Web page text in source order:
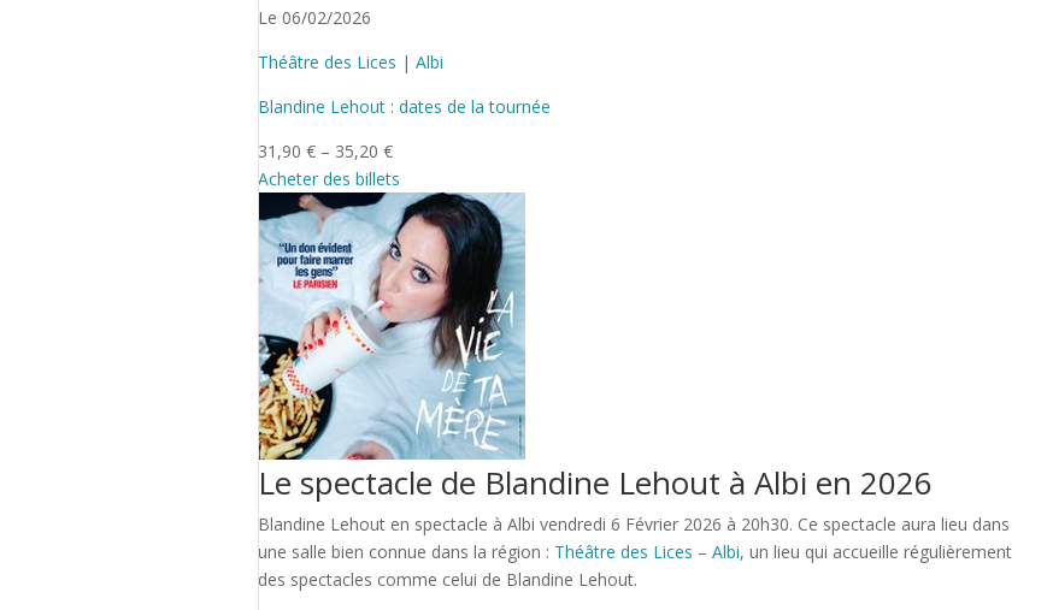
Le 06/02/2026
Théâtre des Lices | Albi
Blandine Lehout : dates de la tournée
31,90 € – 35,20 €
Acheter des billets
Le spectacle de Blandine Lehout à Albi en 2026
Blandine Lehout en spectacle à Albi vendredi 6 Février 2026 à 20h30. Ce spectacle aura lieu dans
une salle bien connue dans la région : Théâtre des Lices – Albi, un lieu qui accueille régulièrement
des spectacles comme celui de Blandine Lehout.